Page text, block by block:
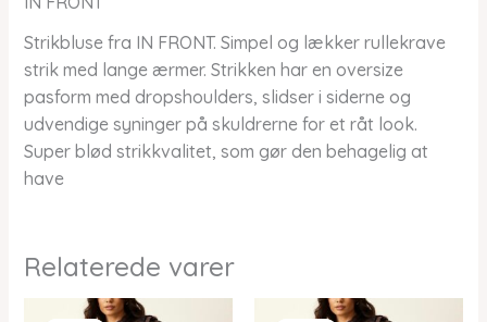
Strikbluse fra IN FRONT. Simpel og lækker rullekrave
strik med lange ærmer. Strikken har en oversize
pasform med dropshoulders, slidser i siderne og
udvendige syninger på skuldrerne for et råt look.
Super blød strikkvalitet, som gør den behagelig at
have
Relaterede varer